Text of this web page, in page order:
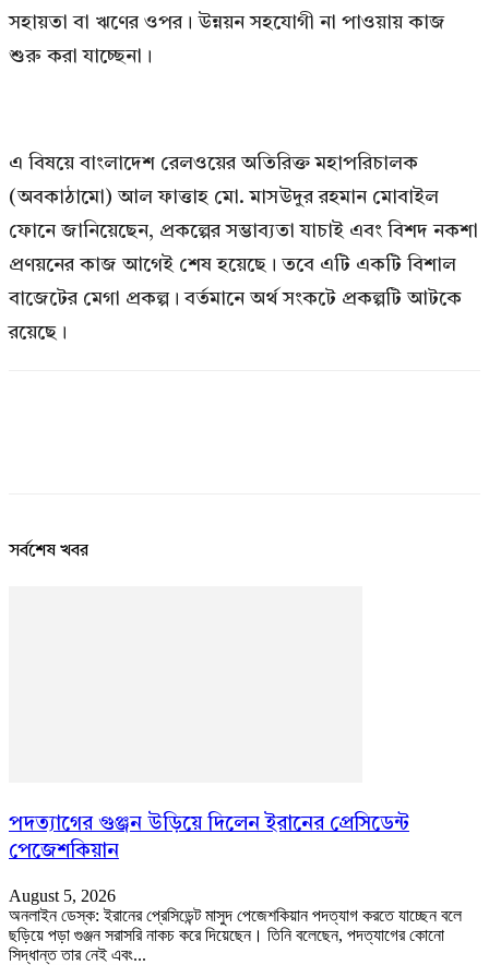
সহায়তা বা ঋণের ওপর। উন্নয়ন সহযোগী না পাওয়ায় কাজ
শুরু করা যাচ্ছেনা।
এ বিষয়ে বাংলাদেশ রেলওয়ের অতিরিক্ত মহাপরিচালক
(অবকাঠামো) আল ফাত্তাহ মো. মাসউদুর রহমান মোবাইল
ফোনে জানিয়েছেন, প্রকল্পের সম্ভাব্যতা যাচাই এবং বিশদ নকশা
প্রণয়নের কাজ আগেই শেষ হয়েছে। তবে এটি একটি বিশাল
বাজেটের মেগা প্রকল্প। বর্তমানে অর্থ সংকটে প্রকল্পটি আটকে
রয়েছে।
সর্বশেষ খবর
পদত্যাগের গুঞ্জন উড়িয়ে দিলেন ইরানের প্রেসিডেন্ট
পেজেশকিয়ান
August 5, 2026
অনলাইন ডেস্ক: ইরানের প্রেসিডেন্ট মাসুদ পেজেশকিয়ান পদত্যাগ করতে যাচ্ছেন বলে
ছড়িয়ে পড়া গুঞ্জন সরাসরি নাকচ করে দিয়েছেন। তিনি বলেছেন, পদত্যাগের কোনো
সিদ্ধান্ত তার নেই এবং...